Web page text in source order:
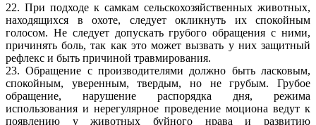
22. При подходе к самкам сельскохозяйственных животных,
находящихся в охоте, следует окликнуть их спокойным
голосом. Не следует допускать грубого обращения с ними,
причинять боль, так как это может вызвать у них защитный
рефлекс и быть причиной травмирования.
23. Обращение с производителями должно быть ласковым,
спокойным, уверенным, твердым, но не грубым. Грубое
обращение, нарушение распорядка дня, режима
использования и нерегулярное проведение моциона ведут к
появлению у животных буйного нрава и развитию